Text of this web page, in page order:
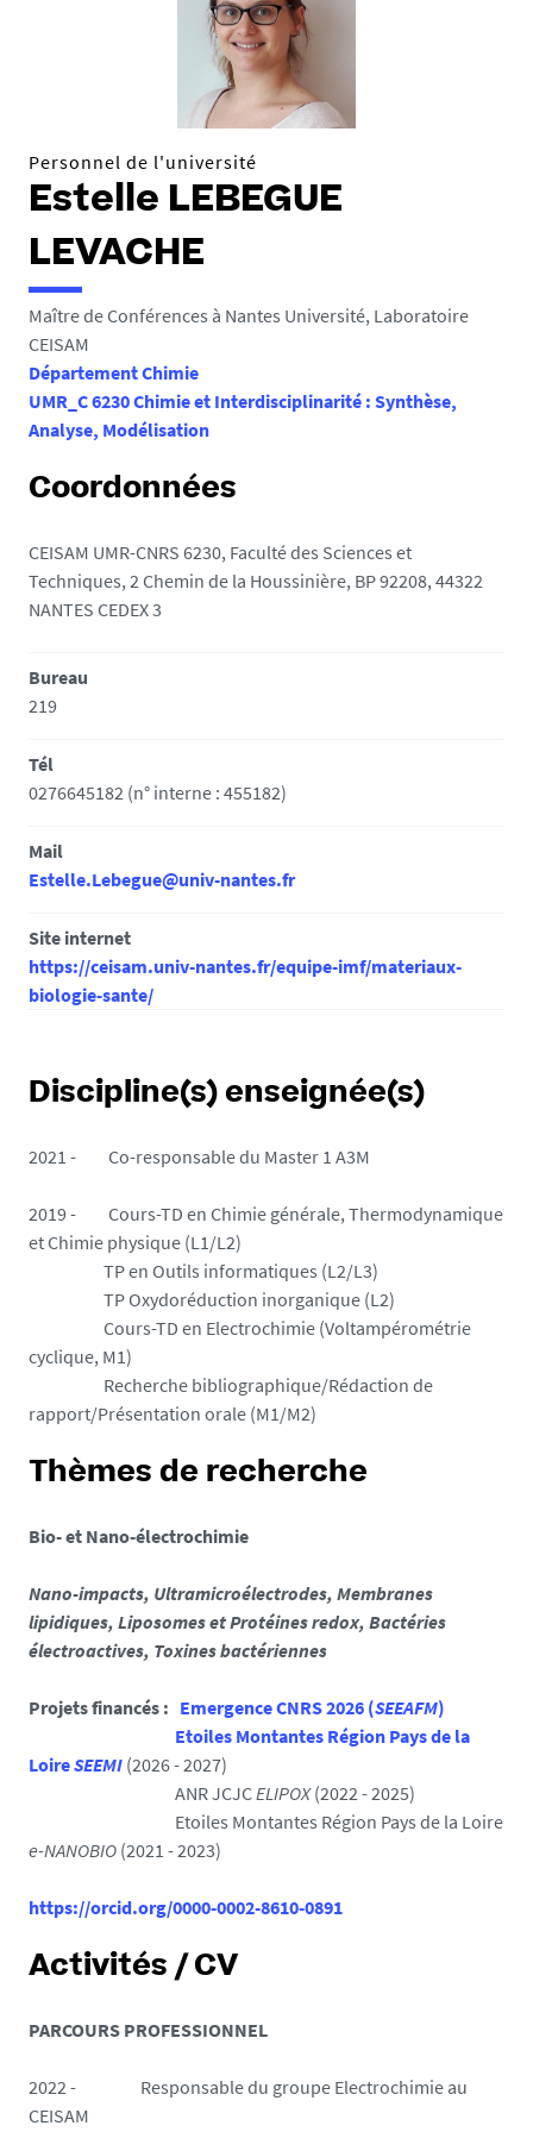
:
Personnel de l'université
Estelle LEBEGUE
LEVACHE
Maître de Conférences à Nantes Université, Laboratoire
CEISAM
Département Chimie
UMR_C 6230 Chimie et Interdisciplinarité : Synthèse,
Analyse, Modélisation
Coordonnées
CEISAM UMR-CNRS 6230, Faculté des Sciences et
Techniques, 2 Chemin de la Houssinière, BP 92208, 44322
NANTES CEDEX 3
Bureau
219
Tél
0276645182 (n° interne : 455182)
Mail
Estelle.Lebegue@univ-nantes.fr
Site internet
https://ceisam.univ-nantes.fr/equipe-imf/materiaux-
biologie-sante/
Discipline(s) enseignée(s)
2021 - Co-responsable du Master 1 A3M
2019 - Cours-TD en Chimie générale, Thermodynamique
et Chimie physique (L1/L2)
TP en Outils informatiques (L2/L3)
TP Oxydoréduction inorganique (L2)
Cours-TD en Electrochimie (Voltampérométrie
cyclique, M1)
Recherche bibliographique/Rédaction de
rapport/Présentation orale (M1/M2)
Thèmes de recherche
Bio- et Nano-électrochimie
Nano-impacts, Ultramicroélectrodes, Membranes
lipidiques, Liposomes et Protéines redox, Bactéries
électroactives, Toxines bactériennes
Projets financés : Emergence CNRS 2026 (SEEAFM)
Etoiles Montantes Région Pays de la
LoireSEEMI (2026 - 2027)
ANR JCJCELIPOX(2022 - 2025)
Etoiles Montantes Région Pays de la Loire
e-NANOBIO (2021 - 2023)
https://orcid.org/0000-0002-8610-0891
Activités / CV
PARCOURS PROFESSIONNEL
2022 - Responsable du groupe Electrochimie au
CEISAM